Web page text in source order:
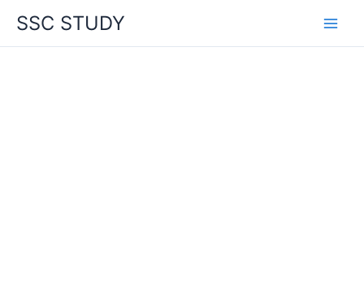
content
SSC STUDY